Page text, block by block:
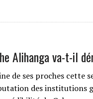
Alihanga va-t-il
de ses proches cette
des institutions